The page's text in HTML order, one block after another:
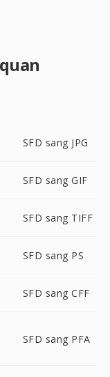
SFD sang JPG
SFD sang GIF
SFD sang TIFF
SFD sang PS
SFD sang CFF
SFD sang PFA